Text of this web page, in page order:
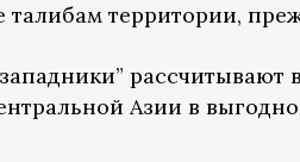
территории,
рассчитывают
Азии в